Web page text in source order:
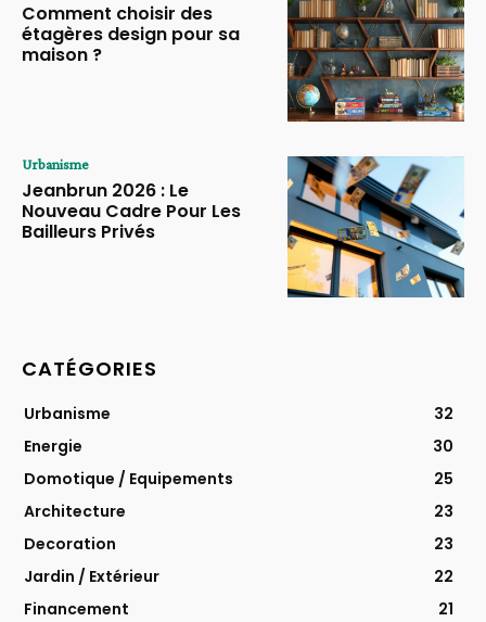
Comment choisir des
étagères design pour sa
maison ?
Urbanisme
Jeanbrun 2026 : Le
Nouveau Cadre Pour Les
Bailleurs Privés
CATÉGORIES
Urbanisme
32
Energie
30
Domotique / Equipements
25
Architecture
23
Decoration
23
Jardin / Extérieur
22
Financement
21